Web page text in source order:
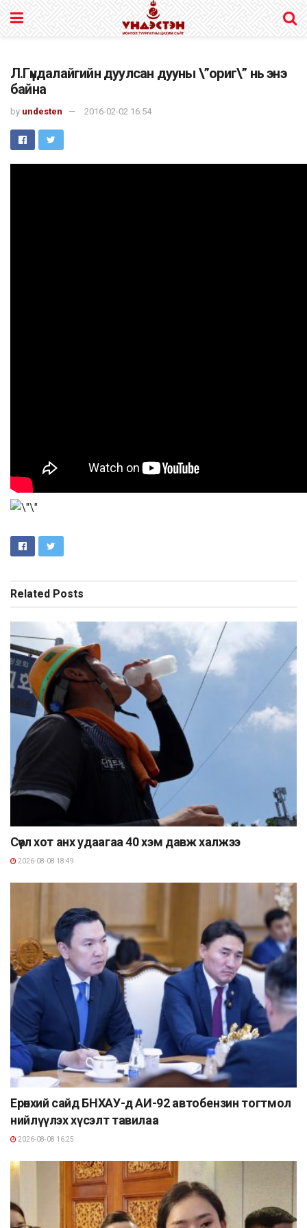
Л.Гүндалайгийн дуулсан дууны \”ориг\” нь энэ
байна
by undesten 2016-02-02 16:54
Related Posts
Сөүл хот анх удаагаа 40 хэм давж халжээ
2026-08-08 18:49
Ерөнхий сайд БНХАУ-д АИ-92 автобензин тогтмол
нийлүүлэх хүсэлт тавилаа
2026-08-08 16:25